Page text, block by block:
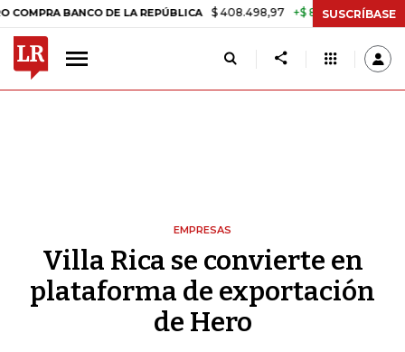
BANCO DE LA REPÚBLICA $ 408.498,97 +$ 8.753,81 +2,19%
SUSCRÍBASE
EMPRESAS
Villa Rica se convierte en
plataforma de exportación
de Hero